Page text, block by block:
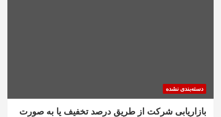
دسته‌بندی نشده
بازاریابی شرکت از طریق درصد تخفیف یا به صورت